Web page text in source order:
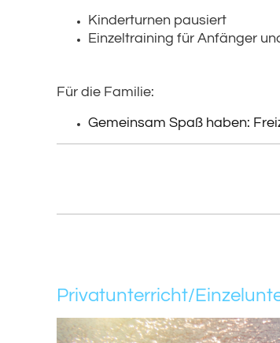
Kinderturnen pausiert
Einzeltraining für Anfänger
Für die Familie:
Gemeinsam Spaß haben:
Privatunterricht/